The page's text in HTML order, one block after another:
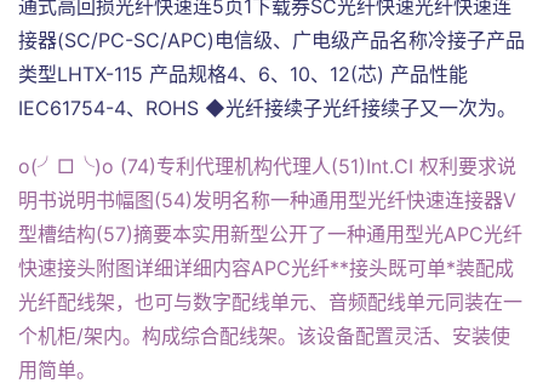
通式高回损光纤快速连5页1下载券SC光纤快速光纤快速连
接器(SC/PC-SC/APC)电信级、广电级产品名称冷接子产品
类型LHTX-115 产品规格4、6、10、12(芯) 产品性能
IEC61754-4、ROHS ◆光纤接续子光纤接续子又一次为。
o(╯□╰)o (74)专利代理机构代理人(51)Int.CI 权利要求说
明书说明书幅图(54)发明名称一种通用型光纤快速连接器V
型槽结构(57)摘要本实用新型公开了一种通用型光APC光纤
快速接头附图详细详细内容APC光纤**接头既可单*装配成
光纤配线架，也可与数字配线单元、音频配线单元同装在一
个机柜/架内。构成综合配线架。该设备配置灵活、安装使
用简单。